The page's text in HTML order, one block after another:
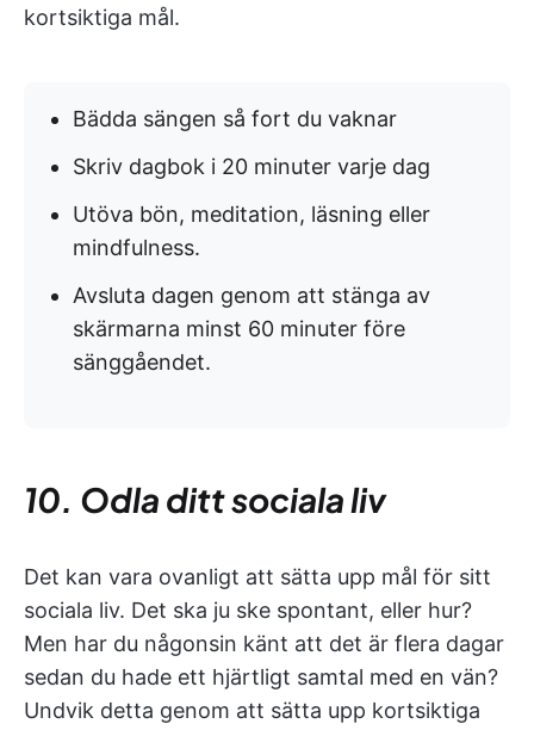
kortsiktiga mål.
Bädda sängen så fort du vaknar
Skriv dagbok i 20 minuter varje dag
Utöva bön, meditation, läsning eller
mindfulness.
Avsluta dagen genom att stänga av
skärmarna minst 60 minuter före
sänggåendet.
10. Odla ditt sociala liv
Det kan vara ovanligt att sätta upp mål för sitt
sociala liv. Det ska ju ske spontant, eller hur?
Men har du någonsin känt att det är flera dagar
sedan du hade ett hjärtligt samtal med en vän?
Undvik detta genom att sätta upp kortsiktiga